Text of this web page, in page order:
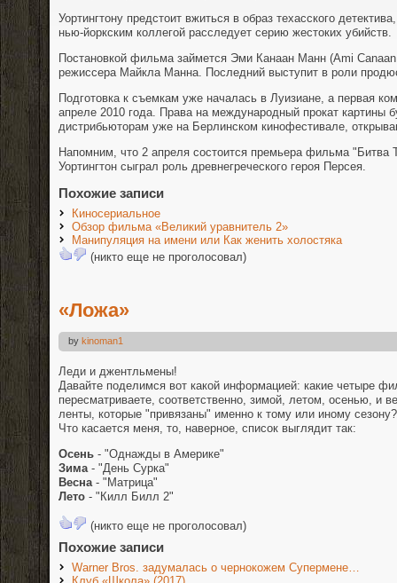
Уортингтону предстоит вжиться в образ техасского
нью-йоркским коллегой расследует серию жестоких убийств.
Постановкой фильма займется Эми Канаан Манн (Ami
режиссера Майкла Манна. Последний выступит в роли
Подготовка к съемкам уже началась в Луизиане, а первая
апреле 2010 года. Права на международный прокат картины
дистрибьюторам уже на Берлинском кинофестивале,
Напомним, что 2 апреля состоится премьера фильма "Битва
Уортингтон сыграл роль древнегреческого героя Персея.
Похожие записи
Киносериальное
Обзор фильма «Великий уравнитель 2»
Манипуляция на имени или Как женить холостяка
(никто еще не проголосовал)
«Ложа»
by kinoman1
Леди и джентльмены!
Давайте поделимся вот какой информацией: какие четыре
пересматриваете, соответственно, зимой, летом, осенью, и
ленты, которые "привязаны" именно к тому или иному сезону?
Что касается меня, то, наверное, список выглядит так:
Осень - "Однажды в Америке"
Зима- "День Сурка"
Весна- "Матрица"
Лето - "Килл Билл 2"
(никто еще не проголосовал)
Похожие записи
Warner Bros. задумалась о чернокожем Супермене…